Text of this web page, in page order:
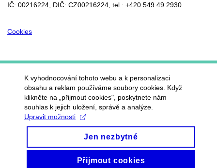
IČ: 00216224, DIČ: CZ00216224, tel.: +420 549 49 2930
Cookies
K vyhodnocování tohoto webu a k personalizaci
obsahu a reklam používáme soubory cookies. Když
klikněte na „přijmout cookies", poskytnete nám
souhlas k jejich uložení, správě a analýze.
Upravit možnosti
Jen nezbytné
Přijmout cookies